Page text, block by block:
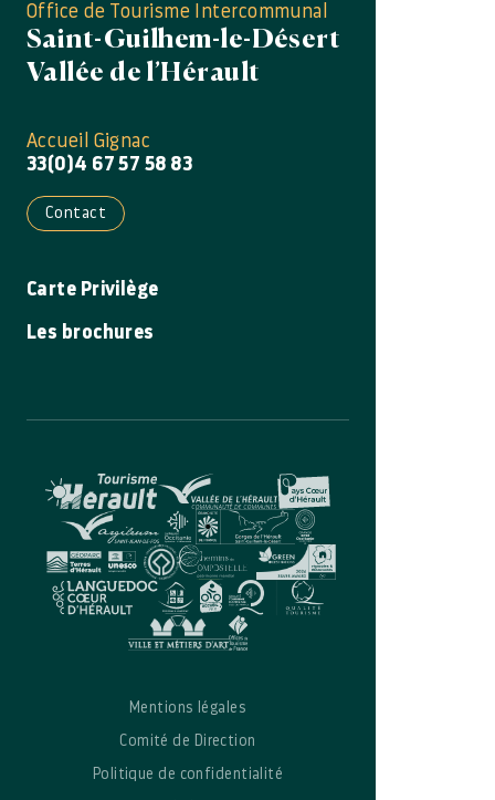
Office de Tourisme Intercommunal
Saint-Guilhem-le-Désert
Vallée de l’Hérault
Accueil Gignac
33(0)4 67 57 58 83
Contact
Carte Privilège
Les brochures
Mentions légales
Comité de Direction
Politique de confidentialité